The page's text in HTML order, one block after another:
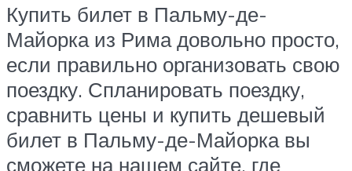
Купить билет в Пальму-де-
Майорка из Рима довольно просто,
если правильно организовать свою
поездку. Спланировать поездку,
сравнить цены и купить дешевый
билет в Пальму-де-Майорка вы
сможете на нашем сайте, где